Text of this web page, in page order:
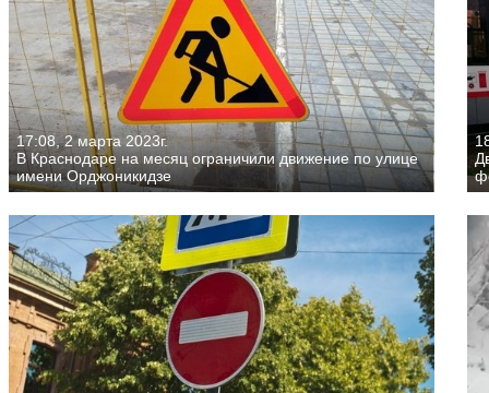
17:08, 2 марта 2023г.
В Краснодаре на месяц ограничили движение по улице
имени Орджоникидзе